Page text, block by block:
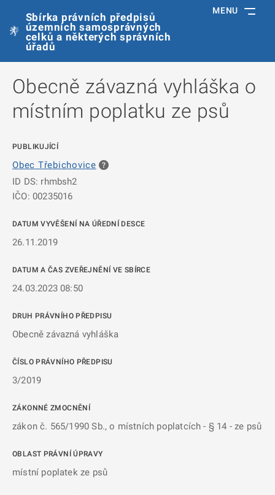
Sbírka právních předpisů
územních samosprávných
celků a některých správních
úřadů
MENU
Obecně závazná vyhláška o
místním poplatku ze psů
PUBLIKUJÍCÍ
Obec Třebichovice
ID DS: rhmbsh2
IČO: 00235016
DATUM VYVĚŠENÍ NA ÚŘEDNÍ DESCE
26.11.2019
DATUM A ČAS ZVEŘEJNĚNÍ VE SBÍRCE
24.03.2023 08:50
DRUH PRÁVNÍHO PŘEDPISU
Obecně závazná vyhláška
ČÍSLO PRÁVNÍHO PŘEDPISU
3/2019
ZÁKONNÉ ZMOCNĚNÍ
zákon č. 565/1990 Sb., o místních poplatcích - § 14 - ze psů
OBLAST PRÁVNÍ ÚPRAVY
místní poplatek ze psů